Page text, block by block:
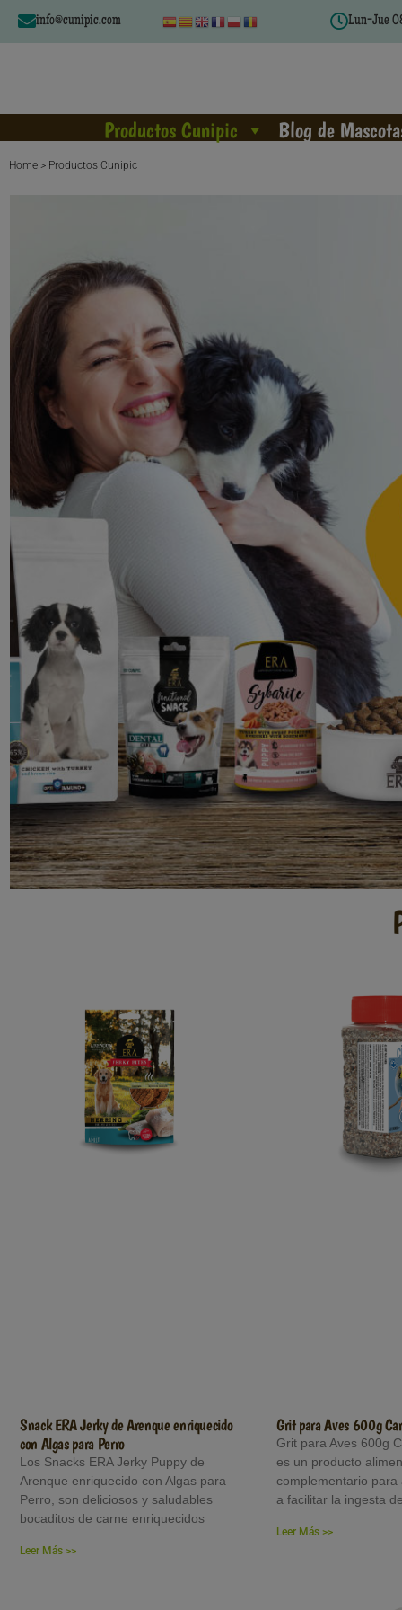
info@cunipic.com Lun-Jue
Productos Cunipic Blog de
Home > Productos Cunipic
Snack ERA Jerky de Arenque enriquecido
con Algas para Perro
Los Snacks ERA Jerky Puppy de
Arenque enriquecido con Algas para
Perro, son deliciosos y saludables
bocaditos de carne enriquecidos
Leer Más >>
Grit para Aves 600g
Grit para Aves 600g
es un producto
complementario para
a facilitar la ingesta
Leer Más >>